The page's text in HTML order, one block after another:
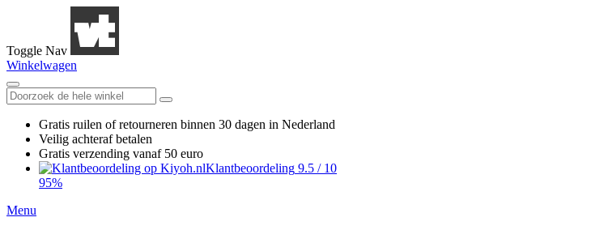
Toggle Nav
Winkelwagen
Gratis ruilen of retourneren binnen 30 dagen in Nederland
Veilig achteraf betalen
Gratis verzending vanaf 50 euro
Klantbeoordeling 9.5 / 10
95%
Menu